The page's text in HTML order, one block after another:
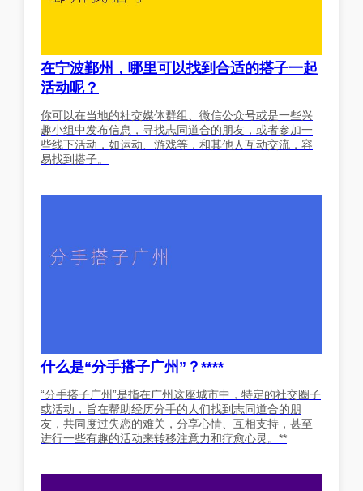
在宁波鄞州，哪里可以找到合适的搭子一起
活动呢？
你可以在当地的社交媒体群组、微信公众号或是一些兴
趣小组中发布信息，寻找志同道合的朋友，或者参加一
些线下活动，如运动、游戏等，和其他人互动交流，容
易找到搭子。
什么是“分手搭子广州”？****
“分手搭子广州”是指在广州这座城市中，特定的社交圈子
或活动，旨在帮助经历分手的人们找到志同道合的朋
友，共同度过失恋的难关，分享心情、互相支持，甚至
进行一些有趣的活动来转移注意力和疗愈心灵。**